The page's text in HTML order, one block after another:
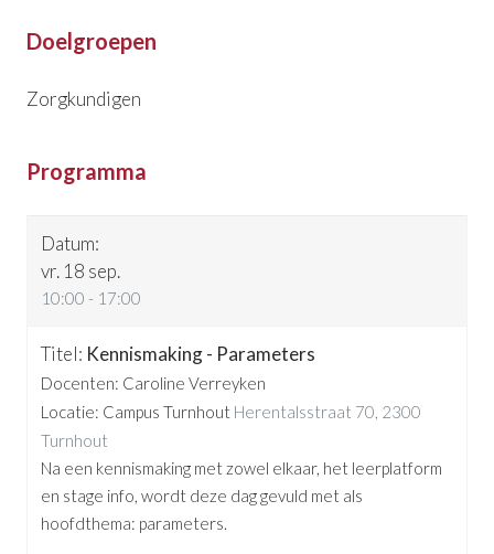
Doelgroepen
Zorgkundigen
Programma
Datum
vr. 18 sep.
10:00 - 17:00
Kennismaking - Parameters
Docenten: Caroline Verreyken
Locatie: Campus Turnhout Herentalsstraat 70, 2300
Turnhout
Na een kennismaking met zowel elkaar, het leerplatform
en stage info, wordt deze dag gevuld met als
hoofdthema: parameters.